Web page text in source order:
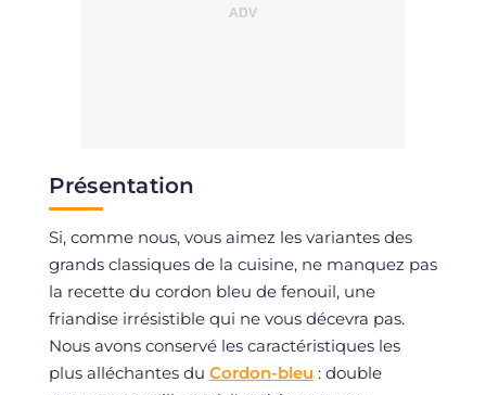
Présentation
Si, comme nous, vous aimez les variantes des
grands classiques de la cuisine, ne manquez pas
la recette du cordon bleu de fenouil, une
friandise irrésistible qui ne vous décevra pas.
Nous avons conservé les caractéristiques les
plus alléchantes du Cordon-bleu : double